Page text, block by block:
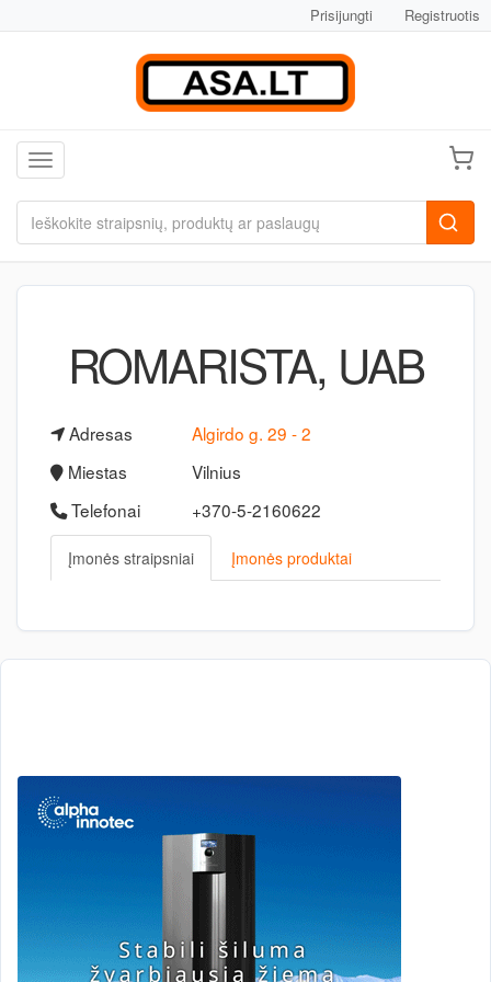
Prisijungti Registruotis
Toggle navigation
ROMARISTA, UAB
Adresas
Algirdo g. 29 - 2
Miestas
Vilnius
Telefonai
+370-5-2160622
Įmonės straipsniai Įmonės produktai